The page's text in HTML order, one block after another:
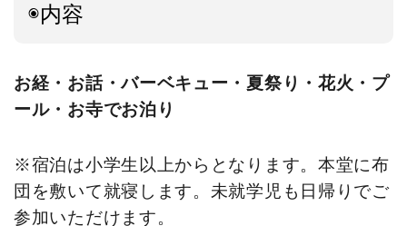
◉内容
お経・お話・バーベキュー・夏祭り・花火・プ
ール・お寺でお泊り
※宿泊は小学生以上からとなります。本堂に布
団を敷いて就寝します。未就学児も日帰りでご
参加いただけます。